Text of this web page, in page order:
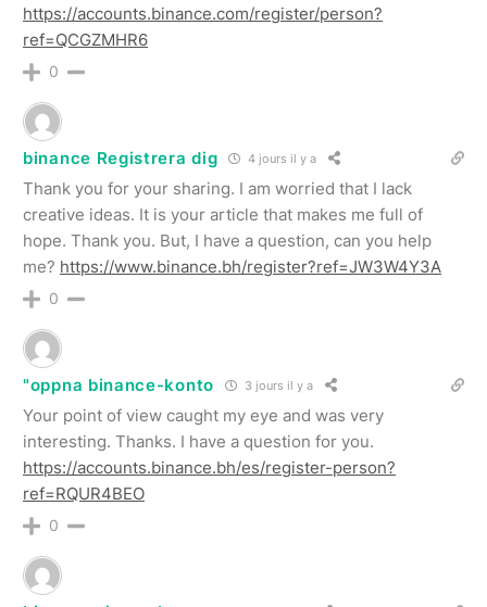
https://accounts.binance.com/register/person?
ref=QCGZMHR6
0
binance Registrera dig 4 jours il y a
Thank you for your sharing. I am worried that I lack
creative ideas. It is your article that makes me full of
hope. Thank you. But, I have a question, can you help
me? https://www.binance.bh/register?ref=JW3W4Y3A
0
"oppna binance-konto 3 jours il y a
Your point of view caught my eye and was very
interesting. Thanks. I have a question for you.
https://accounts.binance.bh/es/register-person?
ref=RQUR4BEO
0